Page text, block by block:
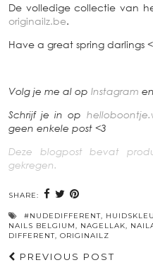
De volledige collectie van
originailz.be.
Have a great spring darlings
Volg je me al op Instagram en
Schrijf je in op
geen enkele post <3
Deze blogpost bevat
gekregen.
SHARE:
#NUDEDIFFERENT,
NAILS BELGIUM, NAGELLAK,
DIFFERENT, ORIGINAILZ
PREVIOUS POST